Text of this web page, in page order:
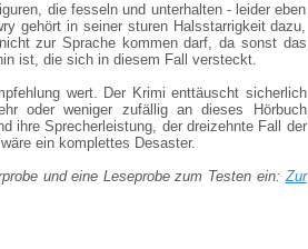
die fesseln und unterhalten - leider eben
gehört in seiner sturen Halsstarrigkeit dazu,
zur Sprache kommen darf, da sonst das
ist, die sich in diesem Fall versteckt.
wert. Der Krimi enttäuscht sicherlich
oder weniger zufällig an dieses Hörbuch
ihre Sprecherleistung, der dreizehnte Fall der
ein komplettes Desaster.
und eine Leseprobe zum Testen ein:Zur